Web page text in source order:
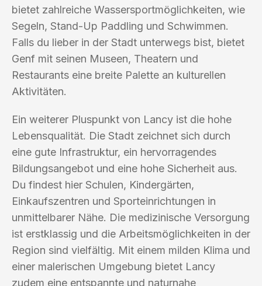
bietet zahlreiche Wassersportmöglichkeiten, wie
Segeln, Stand-Up Paddling und Schwimmen.
Falls du lieber in der Stadt unterwegs bist, bietet
Genf mit seinen Museen, Theatern und
Restaurants eine breite Palette an kulturellen
Aktivitäten.
Ein weiterer Pluspunkt von Lancy ist die hohe
Lebensqualität. Die Stadt zeichnet sich durch
eine gute Infrastruktur, ein hervorragendes
Bildungsangebot und eine hohe Sicherheit aus.
Du findest hier Schulen, Kindergärten,
Einkaufszentren und Sporteinrichtungen in
unmittelbarer Nähe. Die medizinische Versorgung
ist erstklassig und die Arbeitsmöglichkeiten in der
Region sind vielfältig. Mit einem milden Klima und
einer malerischen Umgebung bietet Lancy
zudem eine entspannte und naturnahe